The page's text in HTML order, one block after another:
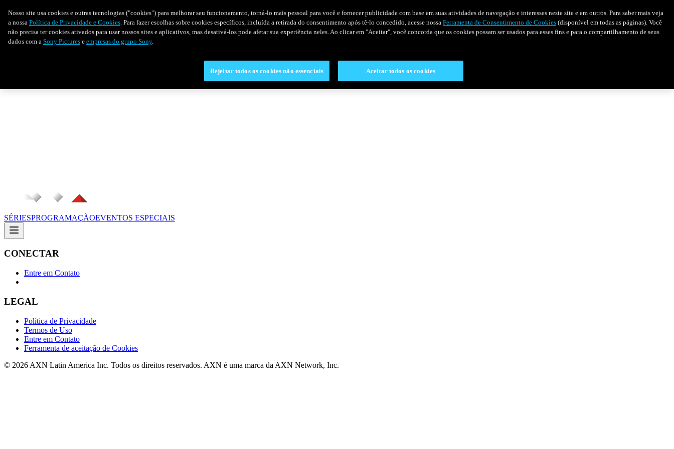
SÉRIESPROGRAMAÇÃOEVENTOS ESPECIAIS
CONECTAR
Entre em Contato
LEGAL
Política de Privacidade
Termos de Uso
Entre em Contato
Ferramenta de aceitação de Cookies
© 2026 AXN Latin America Inc. Todos os direitos reservados. AXN é uma marca da AXN Network, Inc.
Nosso site usa cookies e outras tecnologias ("cookies") para melhorar seu funcionamento, torná-lo mais pessoal para você e fornecer publicidade com base em suas atividades de navegação e interesses neste site e em outros. Para saber mais veja
a nossa Política de Privacidade e Cookies. Para fazer escolhas sobre cookies específicos, incluída a retirada do consentimento após tê-lo concedido, acesse nossa Ferramenta de Consentimento de Cookies (disponível em todas as páginas). Você
não precisa ter cookies ativados para usar nossos sites e aplicativos, mas desativá-los pode afetar sua experiência neles. Ao clicar em "Aceitar", você concorda que os cookies possam ser usados para esses fins e para o compartilhamento de seus
dados com a Sony Pictures e empresas do grupo Sony.
Rejeitar todos os cookies não essenciais Aceitar todos os cookies